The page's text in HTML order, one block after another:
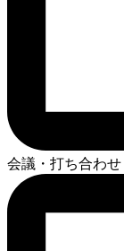
会議・打ち合わせ